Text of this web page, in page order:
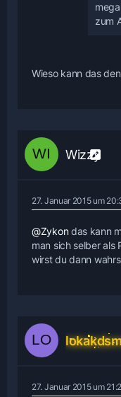
zum
Wieso kann das
Wizzy
27. Januar 2015 um
@Zykondas kann
man sich selber als
wirst du dann
27. Januar 2015 um